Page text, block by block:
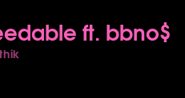
ft. bbno$